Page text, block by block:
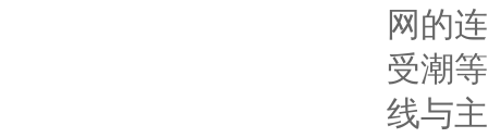
网的
受潮
线与